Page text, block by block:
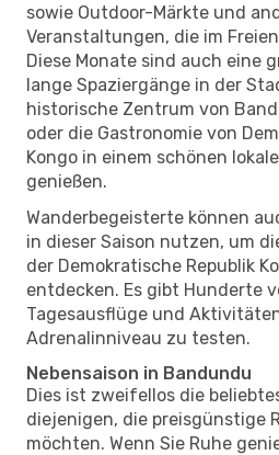
sowie Outdoor-Märkte und
Veranstaltungen, die im
Diese Monate sind auch eine
lange Spaziergänge in der
historische Zentrum von
oder die Gastronomie von
Kongo in einem schönen
genießen.
Wanderbegeisterte können
in dieser Saison nutzen, um
der Demokratische Republik
entdecken. Es gibt Hunderte
Tagesausflüge und
Adrenalinniveau zu testen.
Nebensaison in Bandundu
Dies ist zweifellos die
diejenigen, die preisgünstige
möchten. Wenn Sie Ruhe